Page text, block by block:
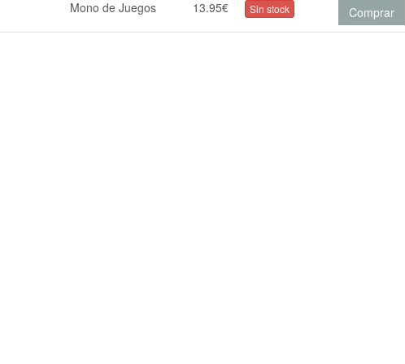
Mono de Juegos 13.95€ Sin stock Comprar